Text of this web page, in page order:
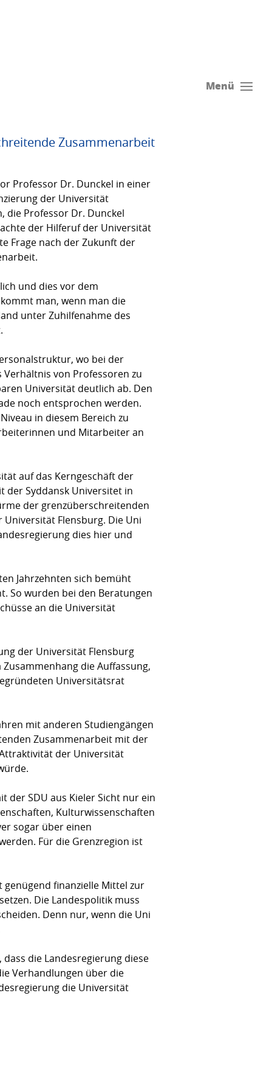
Menü
Zusammenarbeit
Professor Dr. Dunckel in einer
der Universität
die Professor Dr. Dunckel
der Hilferuf der Universität
Frage nach der Zukunft der
und dies vor dem
man, wenn man die
unter Zuhilfenahme des
wo bei der
von Professoren zu
Universität deutlich ab. Den
noch entsprochen werden.
in diesem Bereich zu
und Mitarbeiter an
auf das Kerngeschäft der
der Syddansk Universitet in
der grenzüberschreitenden
Flensburg. Die Uni
dies hier und
Jahrzehnten sich bemüht
So wurden bei den Beratungen
an die Universität
der Universität Flensburg
die Auffassung,
Universitätsrat
mit anderen Studiengängen
Zusammenarbeit mit der
der Universität
der SDU aus Kieler Sicht nur ein
Kulturwissenschaften
sogar über einen
Für die Grenzregion ist
finanzielle Mittel zur
Die Landespolitik muss
Denn nur, wenn die Uni
die Landesregierung diese
Verhandlungen über die
die Universität